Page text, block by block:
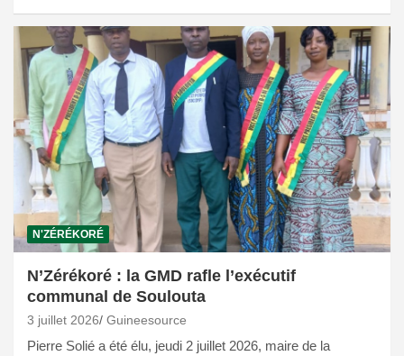
N'ZÉRÉKORÉ
N’Zérékoré : la GMD rafle l’exécutif
communal de Soulouta
3 juillet 2026 Guineesource
Pierre Solié a été élu, jeudi 2 juillet 2026, maire de la